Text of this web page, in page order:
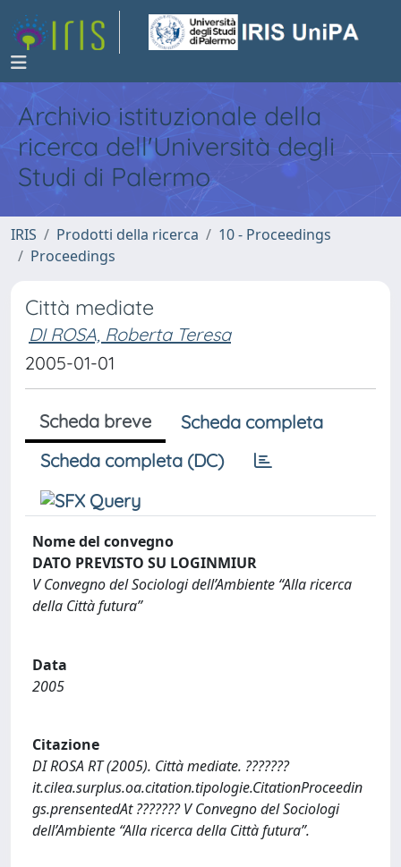
Archivio istituzionale della
ricerca dell'Università degli
Studi di Palermo
IRIS Prodotti della ricerca
10 - Proceedings
Proceedings
Città mediate
DI ROSA, Roberta Teresa
2005-01-01
Scheda breve
Scheda completa
Scheda completa (DC)
Nome del convegno
DATO PREVISTO SU LOGINMIUR
V Convegno del Sociologi dell’Ambiente “Alla ricerca
della Città futura”
Data
2005
Citazione
DI ROSA RT (2005). Città mediate. ???????
it.cilea.surplus.oa.citation.tipologie.CitationProceedin
gs.prensentedAt ??????? V Convegno del Sociologi
dell’Ambiente “Alla ricerca della Città futura”.